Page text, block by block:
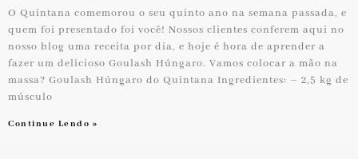
O Quintana comemorou o seu quinto ano na semana passada, e
quem foi presentado foi você! Nossos clientes conferem aqui no
nosso blog uma receita por dia, e hoje é hora de aprender a
fazer um delicioso Goulash Húngaro. Vamos colocar a mão na
massa? Goulash Húngaro do Quintana Ingredientes: – 2,5 kg de
músculo
Continue Lendo »